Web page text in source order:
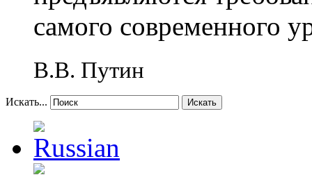
самого современного
В.В. Путин
Искать... Искать